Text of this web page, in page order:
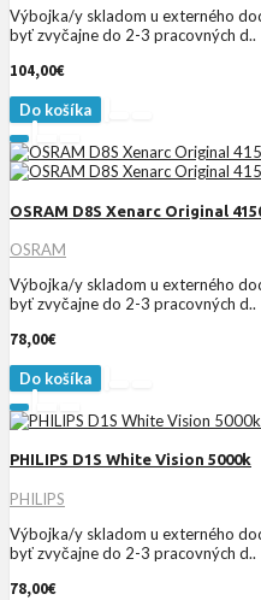
Výbojka/y skladom u externého
byť zvyčajne do 2-3 pracovných d..
104,00€
Do košíka
OSRAM D8S Xenarc Original
OSRAM
Výbojka/y skladom u externého
byť zvyčajne do 2-3 pracovných d..
78,00€
Do košíka
PHILIPS D1S White Vision 5000k
PHILIPS
Výbojka/y skladom u externého
byť zvyčajne do 2-3 pracovných d..
78,00€